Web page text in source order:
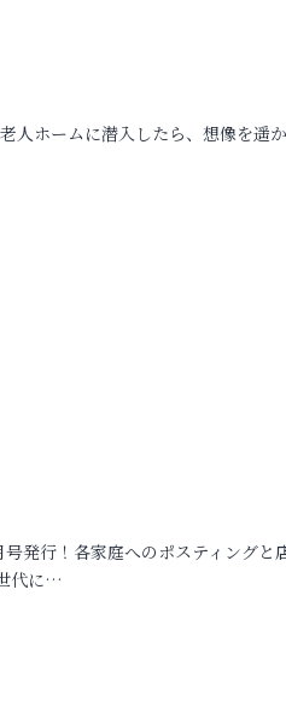
ホームに潜入したら、想像を遥
発行！各家庭へのポスティングと
代に…